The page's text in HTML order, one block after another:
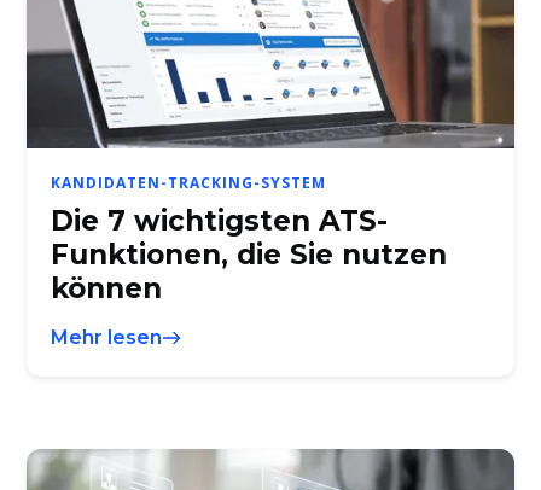
KANDIDATEN-TRACKING-SYSTEM
Die 7 wichtigsten ATS-
Funktionen, die Sie nutzen
können
Mehr lesen